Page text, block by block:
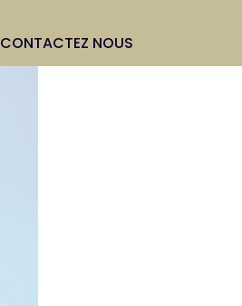
CONTACTEZ NOUS